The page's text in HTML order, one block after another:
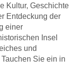
Kultur, Geschichte
Entdeckung der
einer
Insel
und
Sie ein in